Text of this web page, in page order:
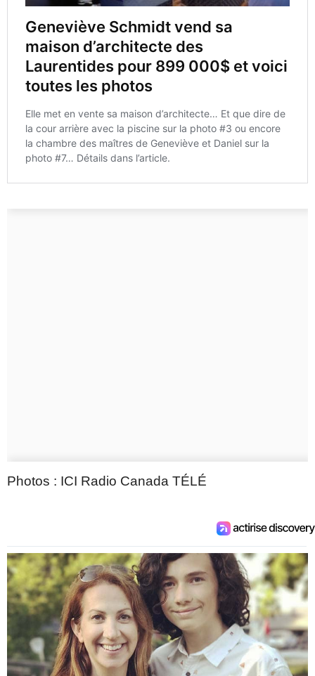
Photos : ICI Radio Canada TÉLÉ